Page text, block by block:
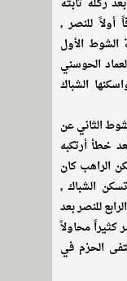
أولاً للنصر ,
الشوط الأول
الحوسني
الشباك
الثاني عن
عند الدقيقة (48) بعد خطأ أرتكبه
الراهب كان
الشباك ,
للنصر بعد
محاولاً
الحزم في